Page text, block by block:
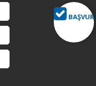
BAŞVUR